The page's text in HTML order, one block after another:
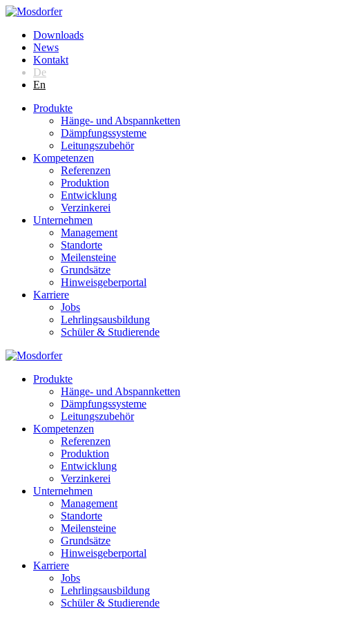
Downloads
News
Kontakt
De
En
Produkte
Hänge- und Abspannketten
Dämpfungssysteme
Leitungszubehör
Kompetenzen
Referenzen
Produktion
Entwicklung
Verzinkerei
Unternehmen
Management
Standorte
Meilensteine
Grundsätze
Hinweisgeberportal
Karriere
Jobs
Lehrlingsausbildung
Schüler & Studierende
Produkte
Hänge- und Abspannketten
Dämpfungssysteme
Leitungszubehör
Kompetenzen
Referenzen
Produktion
Entwicklung
Verzinkerei
Unternehmen
Management
Standorte
Meilensteine
Grundsätze
Hinweisgeberportal
Karriere
Jobs
Lehrlingsausbildung
Schüler & Studierende